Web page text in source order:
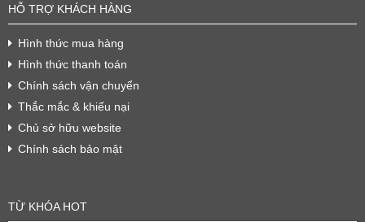
HỖ TRỢ KHÁCH HÀNG
Hình thức mua hàng
Hình thức thanh toán
Chính sách vận chuyển
Thắc mắc & khiếu nại
Chủ sở hữu website
Chính sách bảo mật
TỪ KHÓA HOT